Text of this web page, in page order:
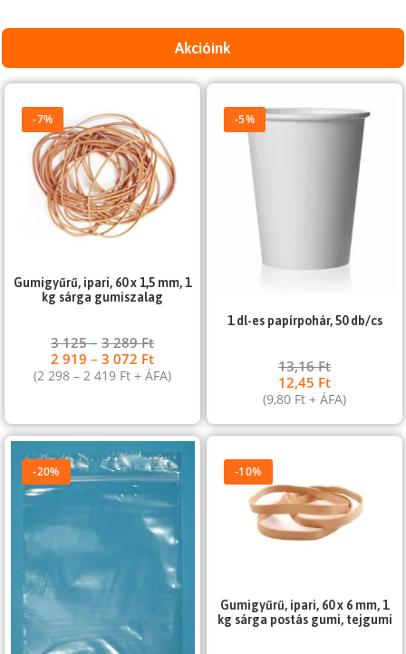
Akcióink
-7%
Gumigyűrű, ipari, 60 x 1,5 mm, 1
kg sárga gumiszalag
3 125–3 289Ft
2 919–3 072 Ft
(2 298–2 419 Ft + ÁFA)
-5%
1 dl-es papírpohár, 50 db/cs
13,16Ft
12,45 Ft
(9,80 Ft + ÁFA)
-20% -10%
Gumigyűrű, ipari, 60 x 6 mm, 1
kg sárga postás gumi, tejgumi